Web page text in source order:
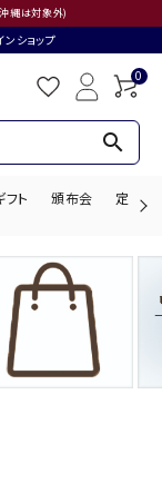
縄は対象外)
ショップ
0
search
フト 頒布会 定期購